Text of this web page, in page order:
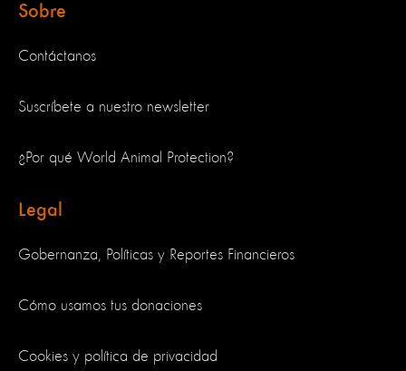
Sobre
Contáctanos
Suscríbete a nuestro newsletter
¿Por qué World Animal Protection?
Legal
Gobernanza, Políticas y Reportes Financieros
Cómo usamos tus donaciones
Cookies y política de privacidad